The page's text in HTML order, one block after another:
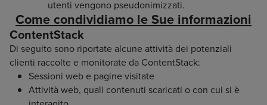
utenti vengono pseudonimizzati.
Come condividiamo le Sue informazioni
ContentStack
Di seguito sono riportate alcune attività dei potenziali
clienti raccolte e monitorate da ContentStack:
Sessioni web e pagine visitate
Attività web, quali contenuti scaricati o con cui si è